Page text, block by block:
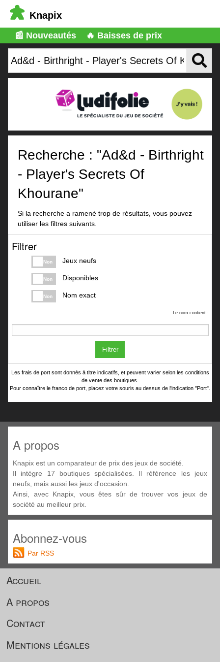
Knapix
📰 Nouveautés 🔥 Baisses de prix
Recherche : "Ad&d - Birthright
- Player's Secrets Of
Khourane"
Si la recherche a ramené trop de résultats, vous pouvez
utiliser les filtres suivants.
Filtrer
Non Jeux neufs
Non Disponibles
Non Nom exact
Le nom contient :
Filtrer
Les frais de port sont donnés à titre indicatifs, et peuvent varier selon les conditions
de vente des boutiques.
Pour connaître le franco de port, placez votre souris au dessus de l'indication "Port".
A propos
Knapix est un comparateur de prix des jeux de société.
Il intègre 17 boutiques spécialisées. Il référence les jeux
neufs, mais aussi les jeux d'occasion.
Ainsi, avec Knapix, vous êtes sûr de trouver vos jeux de
société au meilleur prix.
Abonnez-vous
Par RSS
Accueil
A propos
Contact
Mentions légales